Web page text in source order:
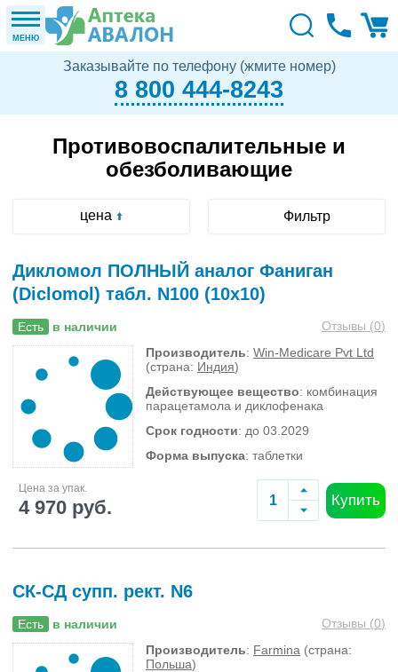
МЕНЮ
Заказывайте по телефону (жмите номер)
8 800 444-8243
Противовоспалительные и
обезболивающие
цена Фильтр
Дикломол ПОЛНЫЙ аналог Фаниган
(Diclomol) табл. N100 (10х10)
Есть в наличии Отзывы (0)
Производитель: Win-Medicare Pvt Ltd
(страна: Индия)
Действующее вещество: комбинация
парацетамола и диклофенака
Срок годности: до 03.2029
Форма выпуска: таблетки
Цена за упак.
4 970 руб. Купить
СК-СД супп. рект. N6
Есть в наличии Отзывы (0)
Производитель: Farmina (страна:
Польша)